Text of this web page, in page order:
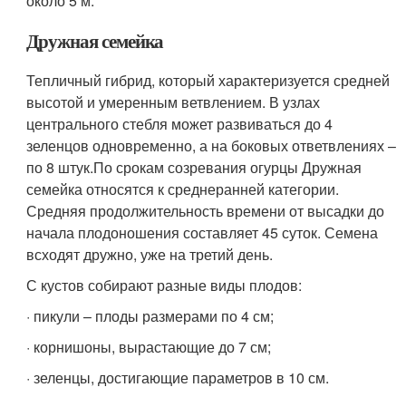
Дружная семейка
Тепличный гибрид, который характеризуется средней
высотой и умеренным ветвлением. В узлах
центрального стебля может развиваться до 4
зеленцов одновременно, а на боковых ответвлениях –
по 8 штук.По срокам созревания огурцы Дружная
семейка относятся к среднеранней категории.
Средняя продолжительность времени от высадки до
начала плодоношения составляет 45 суток. Семена
всходят дружно, уже на третий день.
С кустов собирают разные виды плодов:
· пикули – плоды размерами по 4 см;
· корнишоны, вырастающие до 7 см;
· зеленцы, достигающие параметров в 10 см.